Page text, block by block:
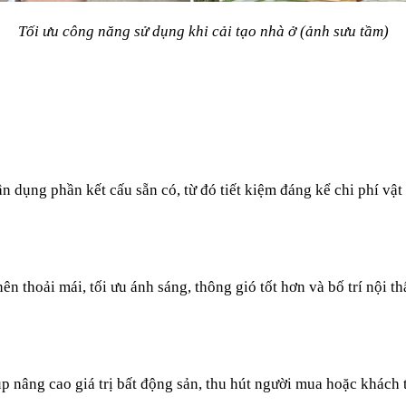
Tối ưu công năng sử dụng khi cải tạo nhà ở (ảnh sưu tầm)
dụng phần kết cấu sẵn có, từ đó tiết kiệm đáng kể chi phí
thoải mái, tối ưu ánh sáng, thông gió tốt hơn và bố trí nội
nâng cao giá trị bất động sản, thu hút người mua hoặc